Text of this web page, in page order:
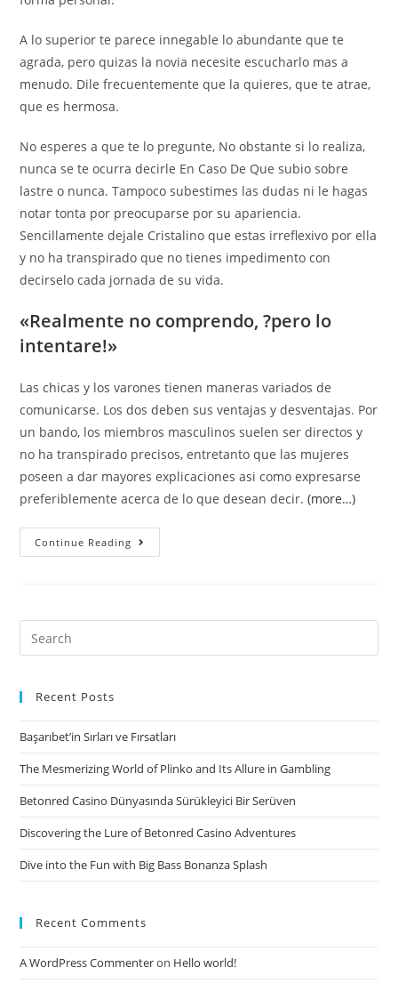
A lo superior te parece innegable lo abundante que te
agrada, pero quizas la novia necesite escucharlo mas a
menudo. Dile frecuentemente que la quieres, que te atrae,
que es hermosa.
No esperes a que te lo pregunte, No obstante si lo realiza,
nunca se te ocurra decirle En Caso De Que subio sobre
lastre o nunca. Tampoco subestimes las dudas ni le hagas
notar tonta por preocuparse por su apariencia.
Sencillamente dejale Cristalino que estas irreflexivo por ella
y no ha transpirado que no tienes impedimento con
decirselo cada jornada de su vida.
«Realmente no comprendo, ?pero lo
intentare!»
Las chicas y los varones tienen maneras variados de
comunicarse. Los dos deben sus ventajas y desventajas. Por
un bando, los miembros masculinos suelen ser directos y
no ha transpirado precisos, entretanto que las mujeres
poseen a dar mayores explicaciones asi­ como expresarse
preferiblemente acerca de lo que desean decir.(more…)
Continue Reading
sobre
estrias
comunes
de
hembras
a
que
Search
for:
Recent Posts
Başarıbet’in Sırları ve Fırsatları
The Mesmerizing World of Plinko and Its Allure in Gambling
Betonred Casino Dünyasında Sürükleyici Bir Serüven
Discovering the Lure of Betonred Casino Adventures
Dive into the Fun with Big Bass Bonanza Splash
Recent Comments
A WordPress Commenteron Hello world!